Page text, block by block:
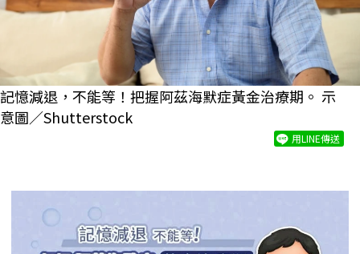
記憶減退，不能等！把握阿茲海默症黃金治療期。 示
意圖／Shutterstock
用LINE傳送